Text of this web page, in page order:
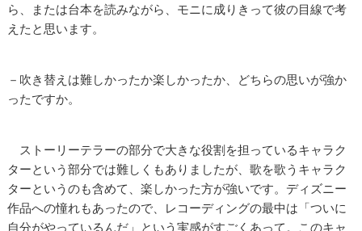
ら、または台本を読みながら、モニに成りきって彼の目線で考
えたと思います。
－吹き替えは難しかったか楽しかったか、どちらの思いが強か
ったですか。
ストーリーテラーの部分で大きな役割を担っているキャラク
ターという部分では難しくもありましたが、歌を歌うキャラク
ターというのも含めて、楽しかった方が強いです。ディズニー
作品への憧れもあったので、レコーディングの最中は「ついに
自分がやっているんだ」という実感がすごくあって。このキャ